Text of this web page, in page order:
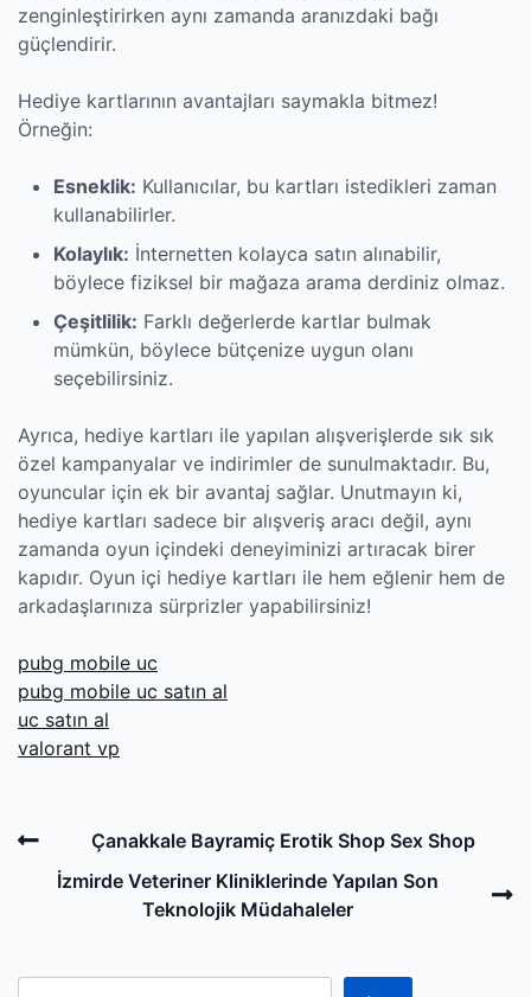
zenginleştirirken aynı zamanda aranızdaki bağı
güçlendirir.
Hediye kartlarının avantajları saymakla bitmez!
Örneğin:
Esneklik: Kullanıcılar, bu kartları istedikleri zaman
kullanabilirler.
Kolaylık: İnternetten kolayca satın alınabilir,
böylece fiziksel bir mağaza arama derdiniz olmaz.
Çeşitlilik: Farklı değerlerde kartlar bulmak
mümkün, böylece bütçenize uygun olanı
seçebilirsiniz.
Ayrıca, hediye kartları ile yapılan alışverişlerde sık sık
özel kampanyalar ve indirimler de sunulmaktadır. Bu,
oyuncular için ek bir avantaj sağlar. Unutmayın ki,
hediye kartları sadece bir alışveriş aracı değil, aynı
zamanda oyun içindeki deneyiminizi artıracak birer
kapıdır. Oyun içi hediye kartları ile hem eğlenir hem de
arkadaşlarınıza sürprizler yapabilirsiniz!
pubg mobile uc
pubg mobile uc satın al
uc satın al
valorant vp
Post
navigation
PreviousÇanakkale Bayramiç Erotik Shop Sex Shop
İzmirde Veteriner Kliniklerinde Yapılan Son
Teknolojik Müdahaleler